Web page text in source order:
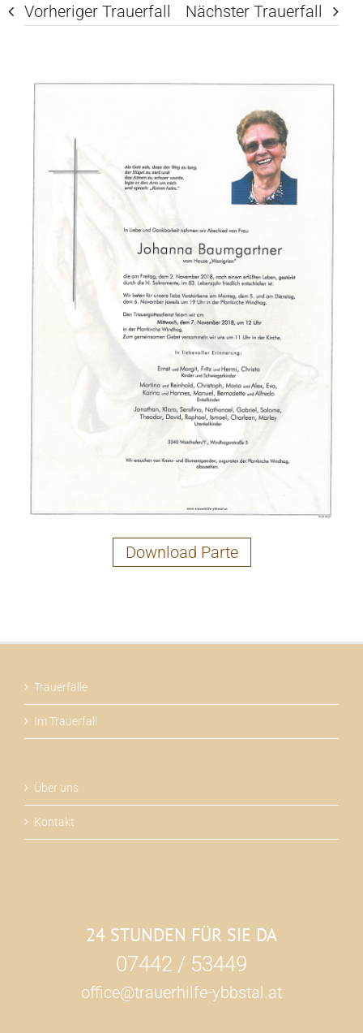
Vorheriger Trauerfall Nächster Trauerfall
Download Parte
Trauerfälle
Im Trauerfall
Über uns
Kontakt
24 STUNDEN FÜR SIE DA
07442 / 53449
office@trauerhilfe-ybbstal.at